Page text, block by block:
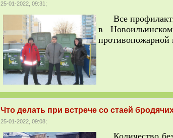
25-01-2022, 09:31;
Все
в
противопожарной
Что делать при встрече со стаей
25-01-2022, 09:08;